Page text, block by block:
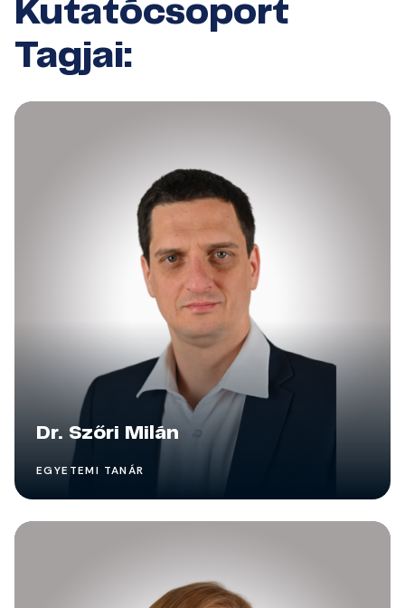
Kutatócsoport
Tagjai:
Dr. Szőri Milán
EGYETEMI TANÁR